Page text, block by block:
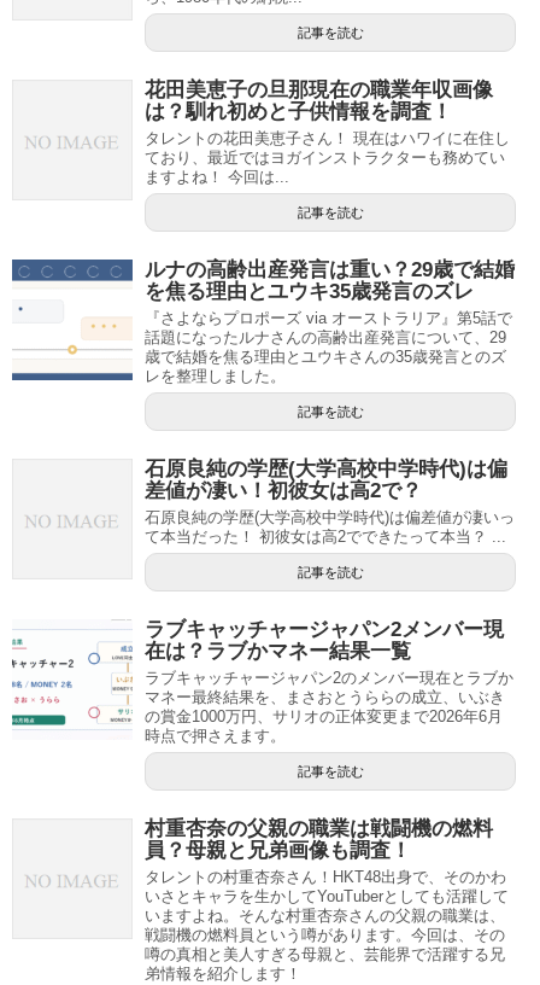
記事を読む
花田美恵子の旦那現在の職業年収画像
は？馴れ初めと子供情報を調査！
タレントの花田美恵子さん！ 現在はハワイに在住し
ており、最近ではヨガインストラクターも務めてい
ますよね！ 今回は...
記事を読む
ルナの高齢出産発言は重い？29歳で結婚
を焦る理由とユウキ35歳発言のズレ
『さよならプロポーズ via オーストラリア』第5話で
話題になったルナさんの高齢出産発言について、29
歳で結婚を焦る理由とユウキさんの35歳発言とのズ
レを整理しました。
記事を読む
石原良純の学歴(大学高校中学時代)は偏
差値が凄い！初彼女は高2で？
石原良純の学歴(大学高校中学時代)は偏差値が凄いっ
て本当だった！ 初彼女は高2でできたって本当？ ...
記事を読む
ラブキャッチャージャパン2メンバー現
在は？ラブかマネー結果一覧
ラブキャッチャージャパン2のメンバー現在とラブか
マネー最終結果を、まさおとうららの成立、いぶき
の賞金1000万円、サリオの正体変更まで2026年6月
時点で押さえます。
記事を読む
村重杏奈の父親の職業は戦闘機の燃料
員？母親と兄弟画像も調査！
タレントの村重杏奈さん！HKT48出身で、そのかわ
いさとキャラを生かしてYouTuberとしても活躍して
いますよね。そんな村重杏奈さんの父親の職業は、
戦闘機の燃料員という噂があります。今回は、その
噂の真相と美人すぎる母親と、芸能界で活躍する兄
弟情報を紹介します！